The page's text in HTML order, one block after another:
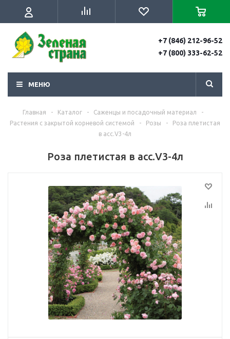
+7 (846) 212-96-52
+7 (800) 333-62-52
МЕНЮ
Главная - Каталог - Саженцы и посадочный материал
-
Растения с закрытой корневой системой
- Розы -
Роза плетистая
в асс.V3-4л
Роза плетистая в асс.V3-4л